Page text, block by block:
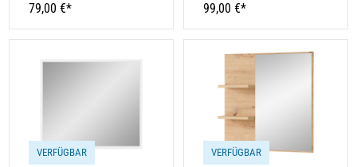
79,00 €*
99,00 €*
VERFÜGBAR VERFÜGBAR